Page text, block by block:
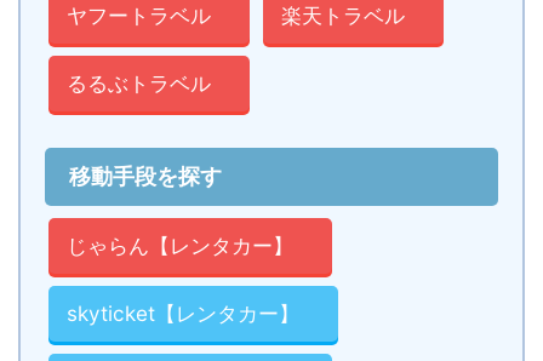
ヤフートラベル 楽天トラベル
るるぶトラベル
移動手段を探す
じゃらん【レンタカー】
skyticket【レンタカー】